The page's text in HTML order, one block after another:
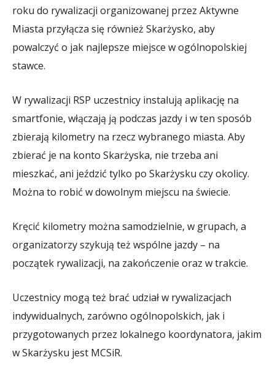
roku do rywalizacji organizowanej przez Aktywne
Miasta przyłącza się również Skarżysko, aby
powalczyć o jak najlepsze miejsce w ogólnopolskiej
stawce.
W rywalizacji RSP uczestnicy instalują aplikację na
smartfonie, włączają ją podczas jazdy i w ten sposób
zbierają kilometry na rzecz wybranego miasta. Aby
zbierać je na konto Skarżyska, nie trzeba ani
mieszkać, ani jeździć tylko po Skarżysku czy okolicy.
Można to robić w dowolnym miejscu na świecie.
Kręcić kilometry można samodzielnie, w grupach, a
organizatorzy szykują też wspólne jazdy – na
początek rywalizacji, na zakończenie oraz w trakcie.
Uczestnicy mogą też brać udział w rywalizacjach
indywidualnych, zarówno ogólnopolskich, jak i
przygotowanych przez lokalnego koordynatora, jakim
w Skarżysku jest MCSiR.